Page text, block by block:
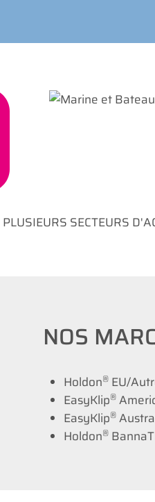
Bateaux
SECTEURS
NOS
Holdon®EU/
EasyKlip®
EasyKlip®
Holdon®